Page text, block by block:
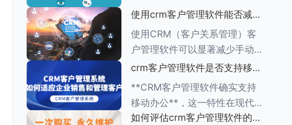
也有所不同。
一系列保障措施，这些措施旨在
和可用性。以下是一些关键的保
障措施： ###数据加密与存储
安全
使用crm客户管理软件能否减少
手动输入数据的工作量
使用CRM（客户关系管理）客
户管理软件可以显著减少手动输
入数据的工作量，原因如下：
1.**自动化数据收集**： -CRM
系统通常具有自动化数据捕获功
能，能够从多个来源
crm客户管理软件是否支持移动
办公
**CRM客户管理软件确实支持
移动办公**，这一特性在现代企
业管理中具有重要意义。以下是
如何评估crm客户管理软件的投